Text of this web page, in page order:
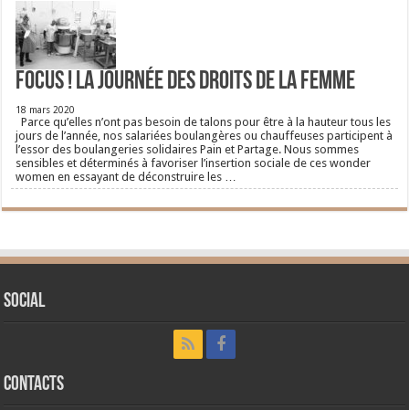
FOCUS ! La journée des droits de la femme
18 mars 2020
Parce qu’elles n’ont pas besoin de talons pour être à la hauteur tous les
jours de l’année, nos salariées boulangères ou chauffeuses participent à
l’essor des boulangeries solidaires Pain et Partage. Nous sommes
sensibles et déterminés à favoriser l’insertion sociale de ces wonder
women en essayant de déconstruire les …
Social
CONTACTS